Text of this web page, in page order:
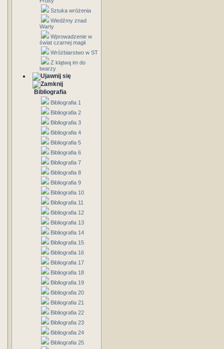
Sztuka wróżenia
Wiedźmy znad
Warty
Wprowadzenie w
świat czarnej magii
Wróżbiarstwo w ST
Z klątwą im do
twarzy
Bibliografia
Bibliografia 1
Bibliografia 2
Bibliografia 3
Bibliografia 4
Bibliografia 5
Bibliografia 6
Bibliografia 7
Bibliografia 8
Bibliografia 9
Bibliografia 10
Bibliografia 11
Bibliografia 12
Bibliografia 13
Bibliografia 14
Bibliografia 15
Bibliografia 16
Bibliografia 17
Bibliografia 18
Bibliografia 19
Bibliografia 20
Bibliografia 21
Bibliografia 22
Bibliografia 23
Bibliografia 24
Bibliografia 25